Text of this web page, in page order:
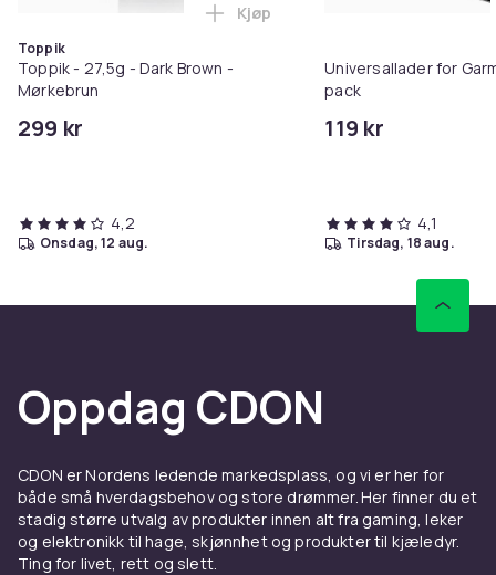
Toppik
Toppik - 27,5g - Dark Brown -
Mørkebrun
299 kr
Legg Toppik - 27,5g - Dark
Kjøp
4,2
onsdag, 12 aug.
Universallader for
pack
119 kr
4,1
tirsdag, 18 aug.
Oppdag CDON
CDON er Nordens ledende markedsplass, og vi er her for
både små hverdagsbehov og store drømmer. Her finner du et
stadig større utvalg av produkter innen alt fra gaming, leker
og elektronikk til hage, skjønnhet og produkter til kjæledyr.
Ting for livet, rett og slett.